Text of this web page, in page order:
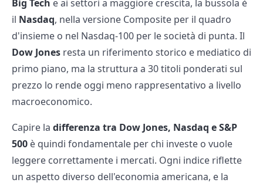
Big Tech e ai settori a maggiore crescita, la bussola è
il Nasdaq, nella versione Composite per il quadro
d'insieme o nel Nasdaq-100 per le società di punta. Il
Dow Jones resta un riferimento storico e mediatico di
primo piano, ma la struttura a 30 titoli ponderati sul
prezzo lo rende oggi meno rappresentativo a livello
macroeconomico.
Capire la differenza tra Dow Jones, Nasdaq e S&P
500 è quindi fondamentale per chi investe o vuole
leggere correttamente i mercati. Ogni indice riflette
un aspetto diverso dell'economia americana, e la